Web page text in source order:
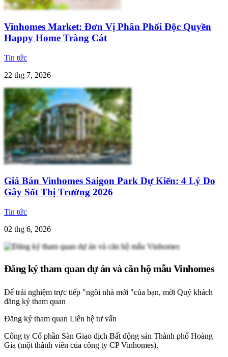
Vinhomes Market: Đơn Vị Phân Phối Độc Quyền
Happy Home Tràng Cát
Tin tức
22 thg 7, 2026
Giá Bán Vinhomes Saigon Park Dự Kiến: 4 Lý Do
Gây Sốt Thị Trường 2026
Tin tức
02 thg 6, 2026
Đăng ký tham quan dự án và căn hộ mẫu Vinhomes
Để trải nghiệm trực tiếp "ngôi nhà mới "của bạn, mời Quý khách
đăng ký tham quan
Đăng ký tham quan Liên hệ tư vấn
Công ty Cổ phần Sàn Giao dịch Bất động sản Thành phố Hoàng
Gia (một thành viên của công ty CP Vinhomes).